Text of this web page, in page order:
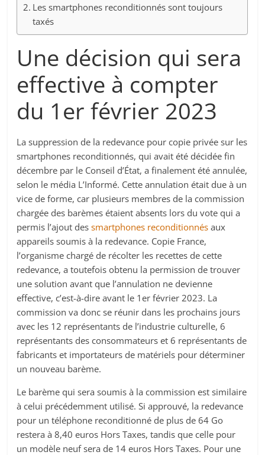
Les smartphones reconditionnés sont toujours
taxés
Une décision qui sera
effective à compter
du 1er février 2023
La suppression de la redevance pour copie privée sur les
smartphones reconditionnés, qui avait été décidée fin
décembre par le Conseil d’État, a finalement été annulée,
selon le média L’Informé. Cette annulation était due à un
vice de forme, car plusieurs membres de la commission
chargée des barèmes étaient absents lors du vote qui a
permis l’ajout dessmartphones reconditionnés aux
appareils soumis à la redevance. Copie France,
l’organisme chargé de récolter les recettes de cette
redevance, a toutefois obtenu la permission de trouver
une solution avant que l’annulation ne devienne
effective, c’est-à-dire avant le 1er février 2023. La
commission va donc se réunir dans les prochains jours
avec les 12 représentants de l’industrie culturelle, 6
représentants des consommateurs et 6 représentants de
fabricants et importateurs de matériels pour déterminer
un nouveau barème.
Le barème qui sera soumis à la commission est similaire
à celui précédemment utilisé. Si approuvé, la redevance
pour un téléphone reconditionné de plus de 64 Go
restera à 8,40 euros Hors Taxes, tandis que celle pour
un modèle neuf sera de 14 euros Hors Taxes. Pour une